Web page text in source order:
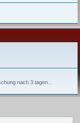
nach 3 tagen...